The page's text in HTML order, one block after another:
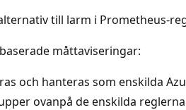
till larm i Prometheus-
måttaviseringar:
och hanteras som enskilda
ovanpå de enskilda